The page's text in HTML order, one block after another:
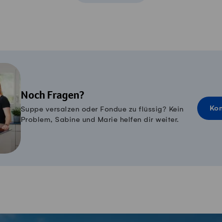
Noch Fragen?
Suppe versalzen oder Fondue zu flüssig? Kein
Problem, Sabine und Marie helfen dir weiter.